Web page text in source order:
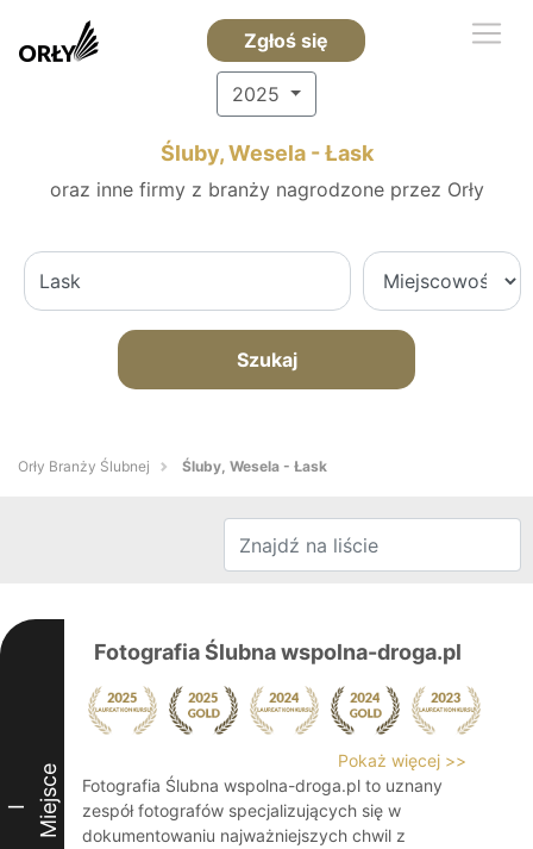
Zgłoś się
2025
Śluby, Wesela - Łask
oraz inne firmy z branży nagrodzone przez Orły
Szukaj
Orły Branży Ślubnej Śluby, Wesela - Łask
I Miejsce
Fotografia Ślubna wspolna-droga.pl
Pokaż więcej >>
Fotografia Ślubna wspolna-droga.pl to uznany
zespół fotografów specjalizujących się w
dokumentowaniu najważniejszych chwil z